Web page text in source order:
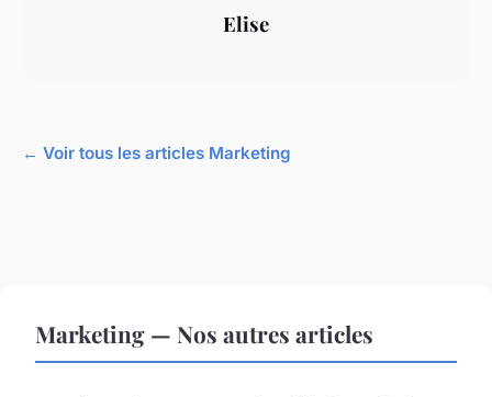
Elise
← Voir tous les articles Marketing
Marketing — Nos autres articles